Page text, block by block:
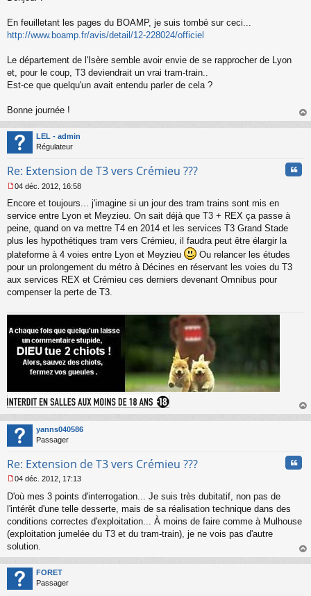
s
g
n
n
En feuilletant les pages du BOAMP, je suis tombé sur ceci...
http://www.boamp.fr/avis/detail/12-228024/officiel
Le département de l'Isère semble avoir envie de se rapprocher de Lyon
et, pour le coup, T3 deviendrait un vrai tram-train..
Est-ce que quelqu'un avait entendu parler de cela ?
Bonne journée !
au
LEL - admin
Régulateur
Re: Extension de T3 vers Crémieu ???
e
s
s
g
e
n
o
l
04 déc. 2012, 16:58
Encore et toujours... j'imagine si un jour des tram trains sont mis en
service entre Lyon et Meyzieu. On sait déjà que T3 + REX ça passe à
peine, quand on va mettre T4 en 2014 et les services T3 Grand Stade
plus les hypothétiques tram vers Crémieu, il faudra peut être élargir la
plateforme à 4 voies entre Lyon et Meyzieu
Ou relancer les études
pour un prolongement du métro à Décines en réservant les voies du T3
aux services REX et Crémieu ces derniers devenant Omnibus pour
compenser la perte de T3.
au
yanns040586
Passager
Re: Extension de T3 vers Crémieu ???
e
s
g
e
n
o
n
l
04 déc. 2012, 17:13
D'où mes 3 points d'interrogation... Je suis très dubitatif, non pas de
l'intérêt d'une telle desserte, mais de sa réalisation technique dans des
conditions correctes d'exploitation... À moins de faire comme à Mulhouse
(exploitation jumelée du T3 et du tram-train), je ne vois pas d'autre
solution.
au
FORET
Passager